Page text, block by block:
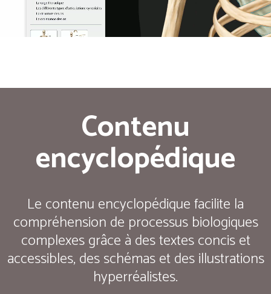
Contenu
encyclopédique
Le contenu encyclopédique facilite la
compréhension de processus biologiques
complexes grâce à des textes concis et
accessibles, des schémas et des illustrations
hyperréalistes.